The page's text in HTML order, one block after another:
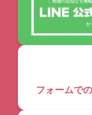
フォームで